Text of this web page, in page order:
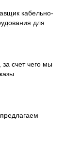
кабельно-
для
счет чего мы